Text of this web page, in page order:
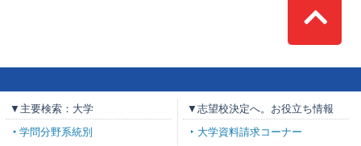
Top
▼主要検索：大学
学問分野系統別
▼志望校決定へ。お役立ち情報
大学資料請求コーナー